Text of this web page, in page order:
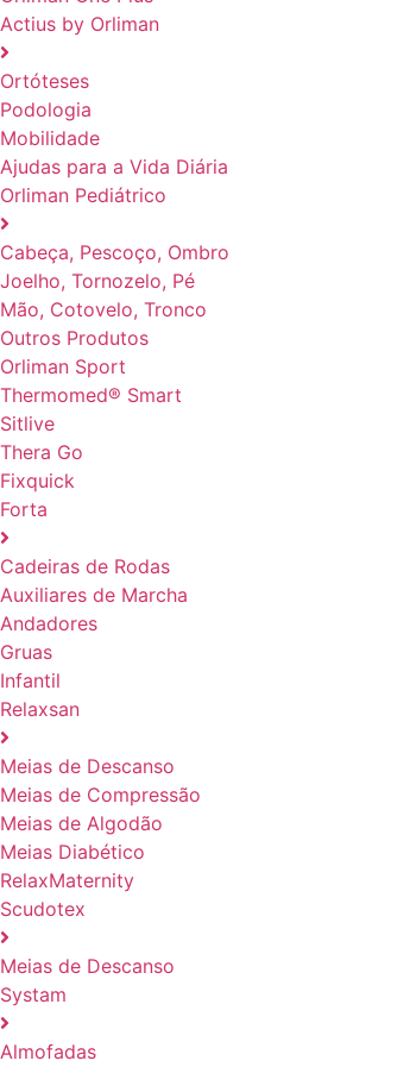
Actius by Orliman
Ortóteses
Podologia
Mobilidade
Ajudas para a Vida Diária
Orliman Pediátrico
Cabeça, Pescoço, Ombro
Joelho, Tornozelo, Pé
Mão, Cotovelo, Tronco
Outros Produtos
Orliman Sport
Thermomed® Smart
Sitlive
Thera Go
Fixquick
Forta
Cadeiras de Rodas
Auxiliares de Marcha
Andadores
Gruas
Infantil
Relaxsan
Meias de Descanso
Meias de Compressão
Meias de Algodão
Meias Diabético
RelaxMaternity
Scudotex
Meias de Descanso
Systam
Almofadas